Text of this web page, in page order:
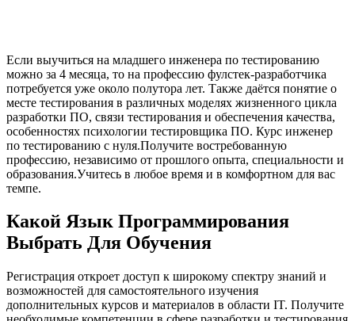
Если выучиться на младшего инженера по тестированию
можно за 4 месяца, то на профессию фулстек-разработчика
потребуется уже около полутора лет. Также даётся понятие о
месте тестирования в различных моделях жизненного цикла
разработки ПО, связи тестирования и обеспечения качества,
особенностях психологии тестировщика ПО. Курс инженер
по тестированию с нуля.Получите востребованную
профессию, независимо от прошлого опыта, специальности и
образования.Учитесь в любое время и в комфортном для вас
темпе.
Какой Язык Программирования
Выбрать Для Обучения
Регистрация откроет доступ к широкому спектру знаний и
возможностей для самостоятельного изучения
дополнительных курсов и материалов в области IT. Получите